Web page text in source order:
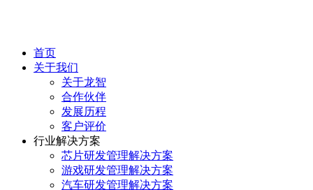
首页
关于我们
关于龙智
合作伙伴
发展历程
客户评价
行业解决方案
芯片研发管理解决方案
游戏研发管理解决方案
汽车研发管理解决方案